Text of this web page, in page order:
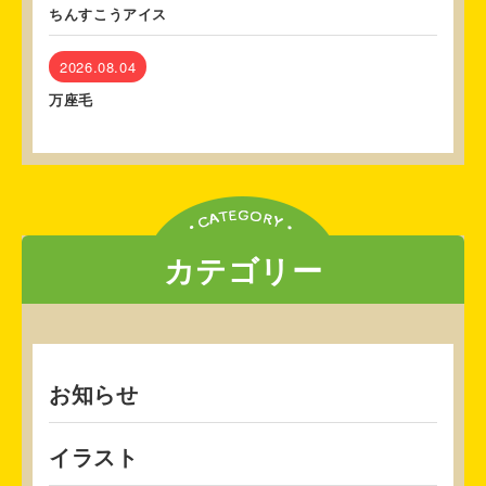
ちんすこうアイス
2026.08.04
万座毛
カテゴリー
お知らせ
イラスト